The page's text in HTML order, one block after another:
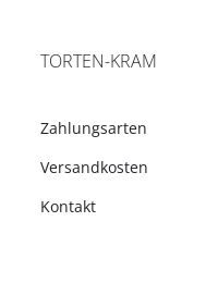
TORTEN-KRAM
Zahlungsarten
Versandkosten
Kontakt